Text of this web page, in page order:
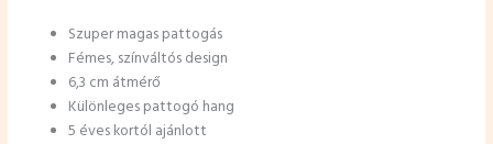
Szuper magas pattogás
Fémes, színváltós design
6,3 cm átmérő
Különleges pattogó hang
5 éves kortól ajánlott